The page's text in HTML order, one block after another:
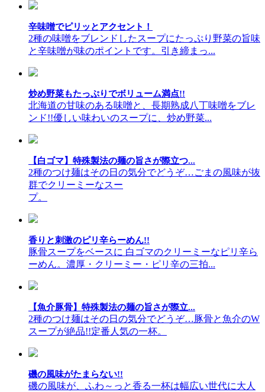
辛味噌でピリッとアクセント！
2種の味噌をブレンドしたスープにたっぷり野菜の旨味
と辛味噌が味のポイントです。引き締まっ...
炒め野菜もたっぷりでボリューム満点!!
北海道の甘味のある味噌と、長期熟成八丁味噌をブレ
ンド!!優しい味わいのスープに、炒め野菜...
【白ゴマ】特殊製法の麺の旨さが際立つ...
2種のつけ麺はその日の気分でどうぞ…ごまの風味が抜
群でクリーミーなスー
プ。
香りと刺激のピリ辛らーめん!!
豚骨スープをベースに 白ゴマのクリーミーなピリ辛ら
ーめん。濃厚・クリーミー・ピリ辛の三拍...
【魚介豚骨】特殊製法の麺の旨さが際立...
2種のつけ麺はその日の気分でどうぞ…豚骨と魚介のW
スープが絶品!!定番人気の一杯。
磯の風味がたまらない!!
磯の風味が、ふわ～っと香る一杯は幅広い世代に大人